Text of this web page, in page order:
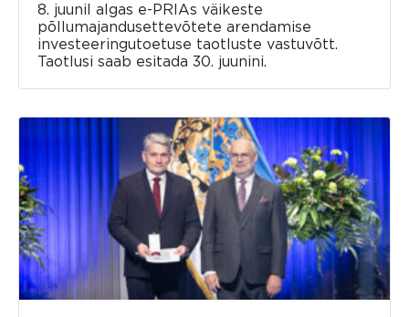
8. juunil algas e-PRIAs väikeste
põllumajandusettevõtete arendamise
investeeringutoetuse taotluste vastuvõtt.
Taotlusi saab esitada 30. juunini.